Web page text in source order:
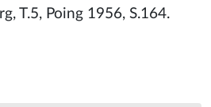
T.5, Poing 1956, S.164.